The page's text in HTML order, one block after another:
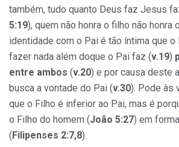
também, tudo quanto Deus faz Jesus
5:19), quem não honra o filho não honra
identidade com o Pai é tão íntima que o
fazer nada além doque o Pai faz (v.19)
entre ambos (v.20) e por causa deste
busca a vontade do Pai (v.30). Pode às
que o Filho é inferior ao Pai, mas é
o Filho do homem (João 5:27) em
(Filipenses 2:7,8).